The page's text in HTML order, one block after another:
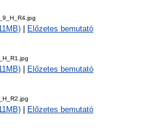
Előzetes bemutató
Előzetes bemutató
Előzetes bemutató